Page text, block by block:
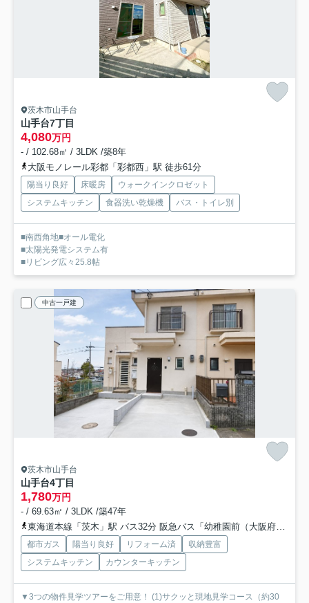
茨木市山手台
山手台7丁目
4,080万円
- / 102.68㎡ / 3LDK /築8年
大阪モノレール彩都「彩都西」駅 徒歩61分
陽当り良好 床暖房
ウォークインクロゼット
システムキッチン
食器洗い乾燥機 バス・トイレ別
■南西角地■オール電化
■太陽光発電システム有
■リビング広々25.8帖
中古一戸建
茨木市山手台
山手台4丁目
1,780万円
- / 69.63㎡ / 3LDK /築47年
東海道本線「茨木」駅 バス32分 阪急バス「幼稚園前（大阪府）」 停歩4分
都市ガス 陽当り良好 リフォーム済
収納豊富
システムキッチン
カウンターキッチン
▼3つの物件見学ツアーをご用意！ (1)サクッと現地見学コース（約30